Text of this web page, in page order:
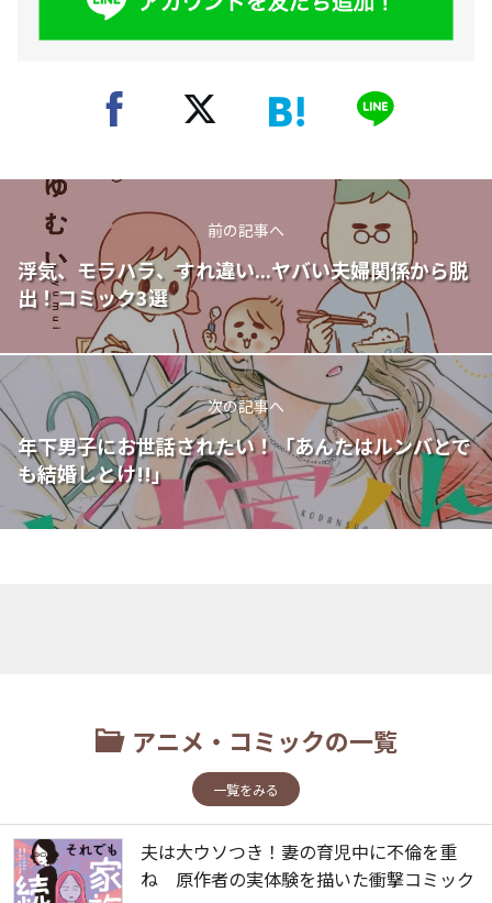
前の記事へ
浮気、モラハラ、すれ違い...ヤバい夫婦関係から脱
出！コミック3選
次の記事へ
年下男子にお世話されたい！「あんたはルンバとで
も結婚しとけ!!」
アニメ・コミックの一覧
一覧をみる
夫は大ウソつき！妻の育児中に不倫を重
ね 原作者の実体験を描いた衝撃コミック